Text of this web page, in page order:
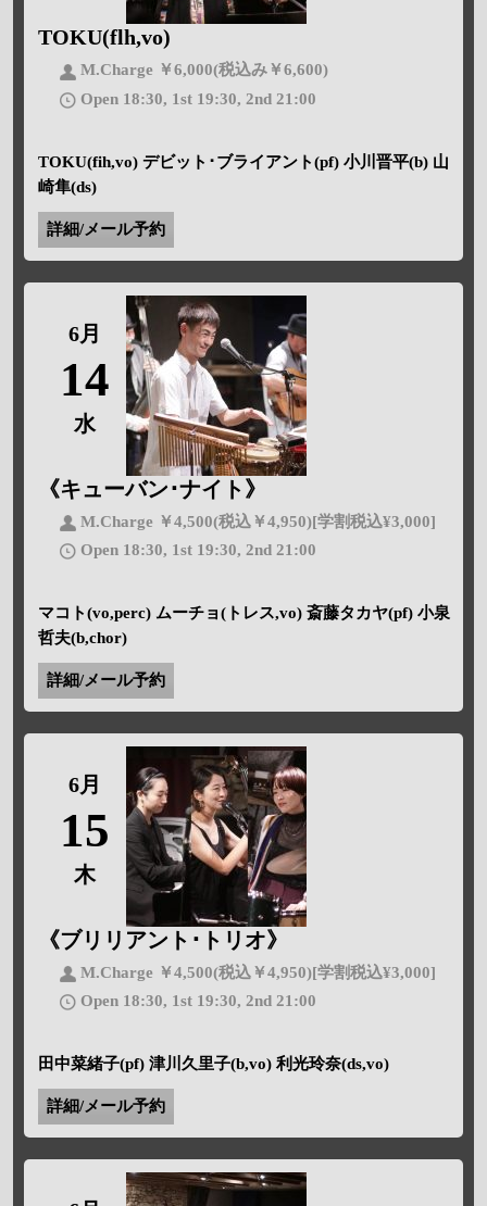
TOKU(flh,vo)
M.Charge ￥6,000(税込み￥6,600)
Open 18:30, 1st 19:30, 2nd 21:00
TOKU(fih,vo) デビット･ブライアント(pf) 小川晋平(b) 山
崎隼(ds)
詳細/メール予約
6月
14
水
《キューバン･ナイト》
M.Charge ￥4,500(税込￥4,950)[学割税込¥3,000]
Open 18:30, 1st 19:30, 2nd 21:00
マコト(vo,perc) ムーチョ(トレス,vo) 斎藤タカヤ(pf) 小泉
哲夫(b,chor)
詳細/メール予約
6月
15
木
《ブリリアント･トリオ》
M.Charge ￥4,500(税込￥4,950)[学割税込¥3,000]
Open 18:30, 1st 19:30, 2nd 21:00
田中菜緒子(pf) 津川久里子(b,vo) 利光玲奈(ds,vo)
詳細/メール予約